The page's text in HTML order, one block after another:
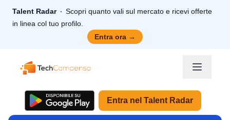
Talent Radar
Scopri quanto vali sul mercato e ricevi offerte
in linea col tuo profilo.
Entra ora →
TechCompenso
Entra nel Talent Radar